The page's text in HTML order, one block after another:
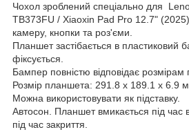
Чохол зроблений спеціально для
TB373FU / Xiaoxin Pad Pro 12.7" (2025),
камеру, кнопки та роз'єми.
Планшет застібається в пластиковий
фіксується.
Бампер повністю відповідає
Розмір планшета: 291.8 x 189.1 x 6.9
Можна використовувати як підставку.
Автосон. Планшет вмикається під час
під час закриття.